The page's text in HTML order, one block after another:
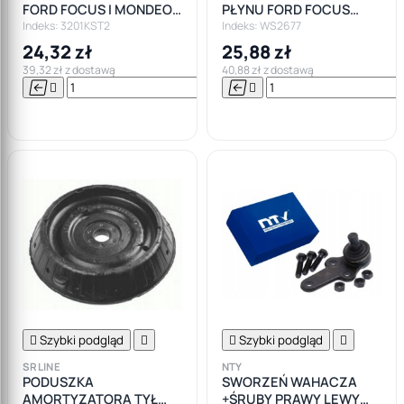
FORD FOCUS I MONDEO
MK2 MK3 Łódź
Indeks: 3201KST2
24,32 zł
39,32 zł z dostawą
  

PŁYNU FORD FOCUS
MONDEO FIESTA
Indeks: WS2677
25,88 zł
40,88 zł z dostawą
 
 Szybki podgląd 
SRLINE
PODUSZKA
AMORTYZATORA TYŁ
 Szybki podgląd 
NTY
SWORZEŃ WAHACZA
+ŚRUBY PRAWY LEWY